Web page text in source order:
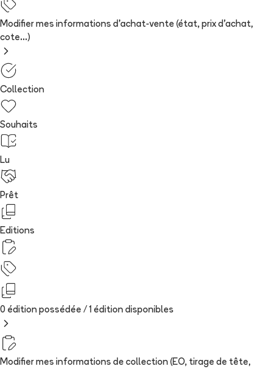
Modifier mes informations d'achat-vente (état, prix d'achat,
cote...)
Collection
Souhaits
Lu
Prêt
Editions
0 édition possédée / 1 édition disponibles
Modifier mes informations de collection (EO, tirage de tête,